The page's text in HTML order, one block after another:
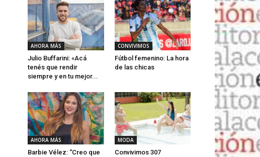
AHORA MÁS
Julio Buffarini: «Acá
tenés que rendir
siempre y en tu mejor...
CONVIVIMOS
Fútbol femenino: La hora
de las chicas
AHORA MÁS
Barbie Vélez: “Creo que
MODA
Convivimos 307